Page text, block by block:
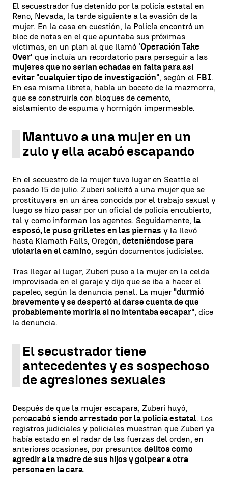
El secuestrador fue detenido por la policía estatal en
Reno, Nevada, la tarde siguiente a la evasión de la
mujer. En la casa en cuestión, la Policía encontró un
bloc de notas en el que apuntaba sus próximas
víctimas, en un plan al que llamó 'Operación Take
Over' que incluía un recordatorio para perseguir a las
mujeres que no serían echadas en falta para así
evitar "cualquier tipo de investigación", según el FBI.
En esa misma libreta, había un boceto de la mazmorra,
que se construiría con bloques de cemento,
aislamiento de espuma y hormigón impermeable.
Mantuvo a una mujer en un
zulo y ella acabó escapando
En el secuestro de la mujer tuvo lugar en Seattle el
pasado 15 de julio. Zuberi solicitó a una mujer que se
prostituyera en un área conocida por el trabajo sexual y
luego se hizo pasar por un oficial de policía encubierto,
tal y como informan los agentes. Seguidamente, la
esposó, le puso grilletes en las piernas y la llevó
hasta Klamath Falls, Oregón, deteniéndose para
violarla en el camino, según documentos judiciales.
Tras llegar al lugar, Zuberi puso a la mujer en la celda
improvisada en el garaje y dijo que se iba a hacer el
papeleo, según la denuncia penal. La mujer "durmió
brevemente y se despertó al darse cuenta de que
probablemente moriría si no intentaba escapar", dice
la denuncia.
El secustrador tiene
antecedentes y es sospechoso
de agresiones sexuales
Después de que la mujer escapara, Zuberi huyó,
peroacabó siendo arrestado por la policía estatal. Los
registros judiciales y policiales muestran que Zuberi ya
había estado en el radar de las fuerzas del orden, en
anteriores ocasiones, por presuntos delitos como
agredir a la madre de sus hijos y golpear a otra
persona en la cara.